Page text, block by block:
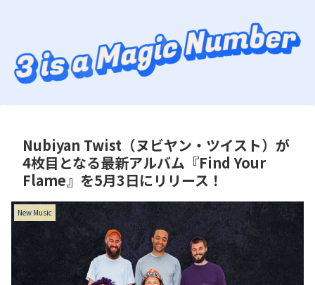
Nubiyan Twist（ヌビヤン・ツイスト）が
4枚目となる最新アルバム『Find Your
Flame』を5月3日にリリース！
New Music